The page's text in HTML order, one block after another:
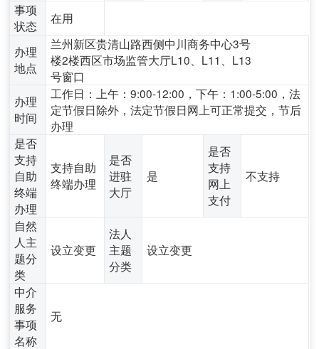
事项
状态
在用
办理
地点
兰州新区贵清山路西侧中川商务中心3号
楼2楼西区市场监管大厅L10、L11、L13
号窗口
办理
时间
工作日：上午：9:00-12:00，下午：1:00-5:00，法
定节假日除外，法定节假日网上可正常提交，节后
办理
是否
支持
自助
终端
办理
支持自助
终端办理
是否
进驻
大厅
是
是否
支持
网上
支付
不支持
自然
人主
题分
类
设立变更
法人
主题
分类
设立变更
中介
服务
事项
名称
无